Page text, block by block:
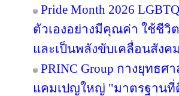
Pride Month 2026
ตัวเองอย่างมีคุณค่า ใช้ชีวิ
และเป็นพลังขับเคลื่อนสังค
PRINC Group กางยุทธศ
แคมเปญใหญ่ "มาตรฐานที่ดี